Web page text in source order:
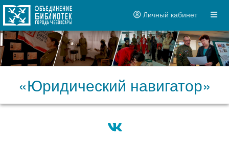
Личный кабинет
«Юридический навигатор»